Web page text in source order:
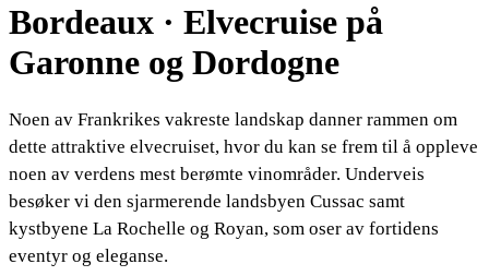
Bordeaux · Elvecruise på
Garonne og Dordogne
Noen av Frankrikes vakreste landskap danner rammen om
dette attraktive elvecruiset, hvor du kan se frem til å oppleve
noen av verdens mest berømte vinområder. Underveis
besøker vi den sjarmerende landsbyen Cussac samt
kystbyene La Rochelle og Royan, som oser av fortidens
eventyr og eleganse.